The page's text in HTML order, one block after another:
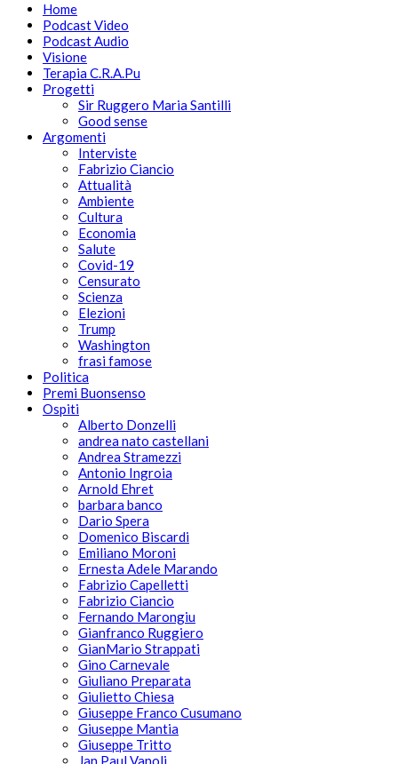
Home
Podcast Video
Podcast Audio
Visione
Terapia C.R.A.Pu
Progetti
Sir Ruggero Maria Santilli
Good sense
Argomenti
Interviste
Fabrizio Ciancio
Attualità
Ambiente
Cultura
Economia
Salute
Covid-19
Censurato
Scienza
Elezioni
Trump
Washington
frasi famose
Politica
Premi Buonsenso
Ospiti
Alberto Donzelli
andrea nato castellani
Andrea Stramezzi
Antonio Ingroia
Arnold Ehret
barbara banco
Dario Spera
Domenico Biscardi
Emiliano Moroni
Ernesta Adele Marando
Fabrizio Capelletti
Fabrizio Ciancio
Fernando Marongiu
Gianfranco Ruggiero
GianMario Strappati
Gino Carnevale
Giuliano Preparata
Giulietto Chiesa
Giuseppe Franco Cusumano
Giuseppe Mantia
Giuseppe Tritto
Jan Paul Vanoli